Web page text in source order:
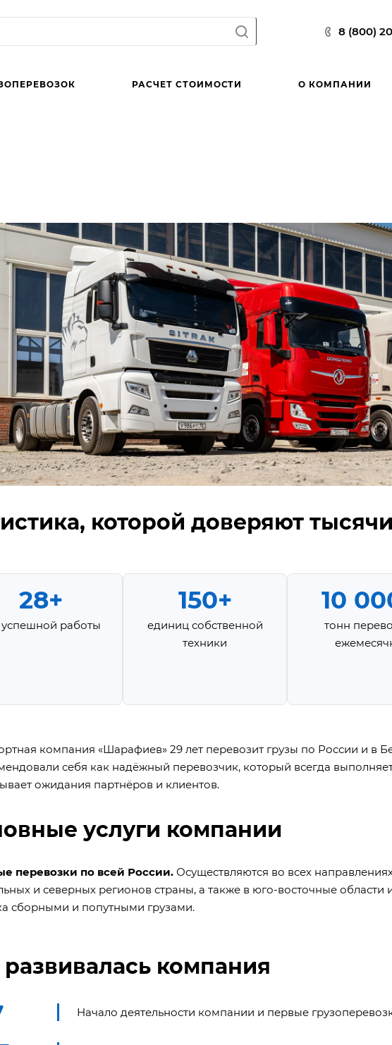
8 (800)
РАСЧЕТ СТОИМОСТИ О КОМПАНИИ
которой доверяют
28+
успешной работы
150+
единиц собственной
техники
10
тонн
компания «Шарафиев» 29 лет перевозит грузы по России и в
себя как надёжный перевозчик, который всегда выполняет
ожидания партнёров и клиентов.
услуги компании
перевозки по всей России. Осуществляются во всех
и северных регионов страны, а также в юго-восточные
сборными и попутными грузами.
развивалась компания
Начало деятельности компании и первые